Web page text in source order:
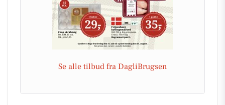
Se alle tilbud fra DagliBrugsen